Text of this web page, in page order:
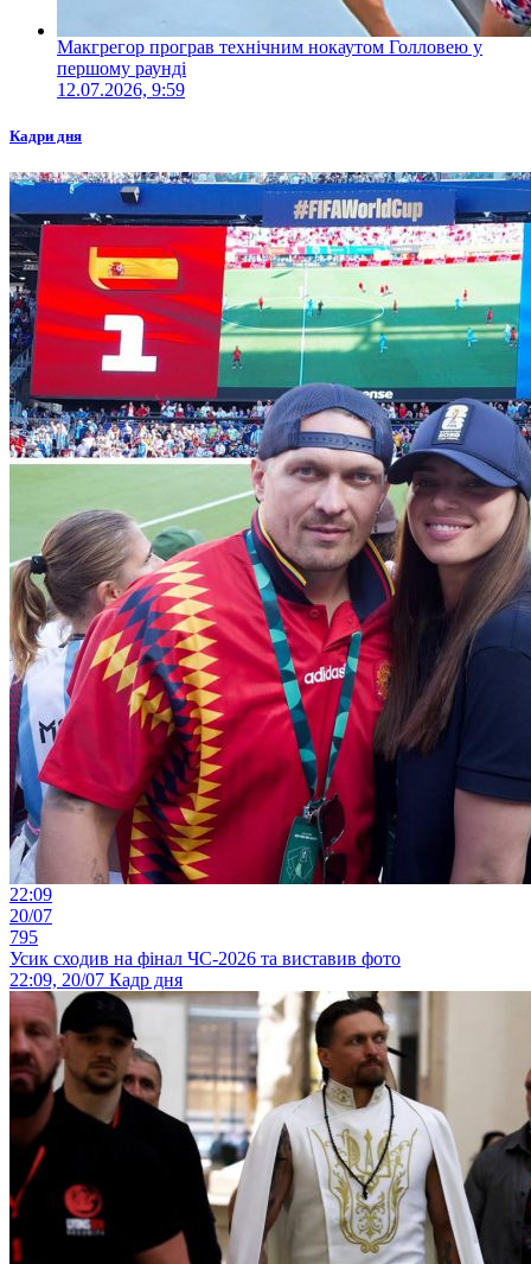
Макгрегор програв технічним нокаутом Голловею у
першому раунді
12.07.2026, 9:59
Кадри дня
22:09
20/07
795
Усик сходив на фінал ЧС-2026 та виставив фото
22:09, 20/07 Кадр дня